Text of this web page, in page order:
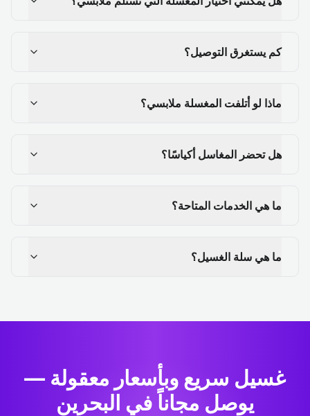
كم يستغرق التوصيل؟
ماذا لو أتلفت المغسلة ملابسي؟
هل تحضر المغاسل أكياسًا؟
ما هي الخدمات المتاحة؟
ما هي سلة الغسيل؟
غسيل سريع وبأسعار معقولة —
يوصل مجاناً في البحرين